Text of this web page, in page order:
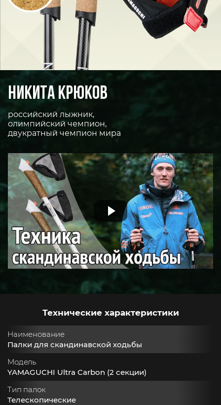
НИКИТА КРЮКОВ
российский лыжник,
олимпийский чемпион,
двукратный чемпион мира
Технические характеристики
Наименование
Палки для скандинавской ходьбы
Модель
YAMAGUCHI Ultra Carbon (2 секции)
Тип палок
Телескопические